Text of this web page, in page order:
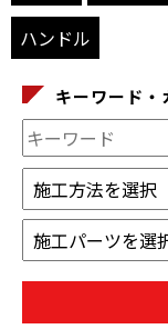
ハンドル
キーワード